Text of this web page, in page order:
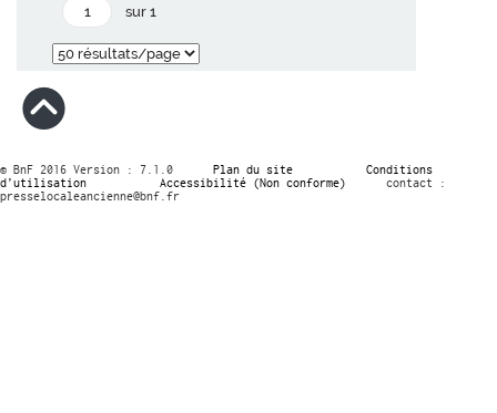
sur 1
© BnF 2016 Version : 7.1.0 Plan du site
Conditions
d’utilisation
Accessibilité (Non conforme)
contact :
presselocaleancienne@bnf.fr